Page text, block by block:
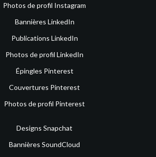
Photos de profil Instagram
Bannières LinkedIn
Publications LinkedIn
Photos de profil LinkedIn
Épingles Pinterest
Couvertures Pinterest
Photos de profil Pinterest
Designs Snapchat
Bannières SoundCloud